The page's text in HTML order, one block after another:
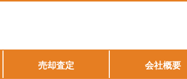
売却査定 会社概要